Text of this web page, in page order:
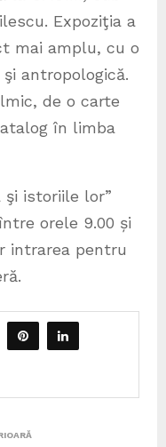
Expoziţia a
mai amplu, cu o
antropologică.
de o carte
în limba
şi istoriile lor”
orele 9.00 și
intrarea pentru